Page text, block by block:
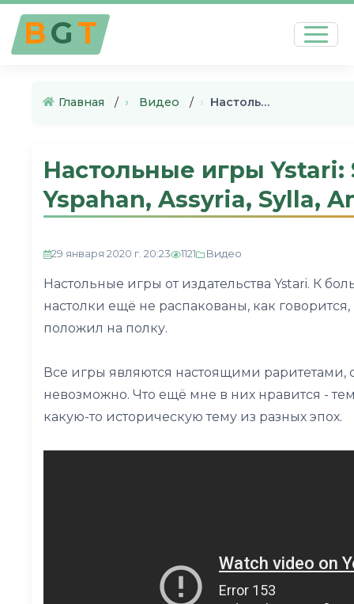
BGT
Главная › Видео › Настольные игры Ystari: Spyri…
Настольные игры Ystari:
Yspahan, Assyria, Sylla,
29 января 2020 г. 20:23 1121 Видео
Настольные игры от издательства Ystari. К
настолки ещё не распакованы, как говорится,
положил на полку.
Все игры являются настоящими раритетами,
невозможно. Что ещё мне в них нравится -
какую-то историческую тему из разных эпох.